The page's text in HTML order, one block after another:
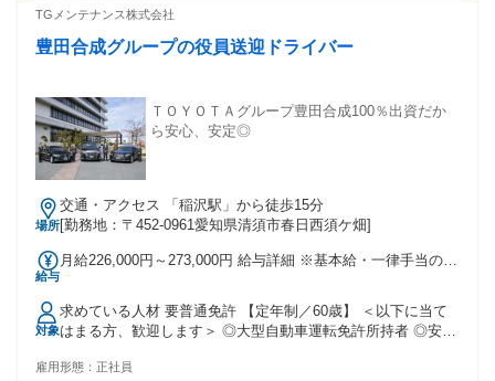
方は大歓迎・優遇します！／ ・大型免許をお持ちの方 ・ガス
許取得を目指す方には、 助成金制度あり！
TGメンテナンス株式会社
豊田合成グループの役員送迎ドライバー
ＴＯＹＯＴＡグループ豊田合成100％出資だか
ら安心、安定◎
場所
交通・アクセス 「稲沢駅」から徒歩15分
[勤務地：〒452-0961愛知県清須市春日西須ケ畑]
給与
月給226,000円～273,000円 給与詳細 ※基本給・一律手当の総
【一律手当】 全員に一律で支払われる通勤・皆勤・家族手当
金額：なし 全員に一律で支払われるその他手当金額：あり 1
ヶ月あたり1万3000円 ※経験者については社内規定内で 前職
での収入を考慮致します。 ※一律手当の1万3000円は、乗務
対象
求めている人材 要普通免許 【定年制／60歳】 ＜以下に当て
はまる方、歓迎します＞ ◎大型自動車運転免許所持者 ◎安全
きる方 ◎守秘義務を遵守できる方 ◎丁寧な対応や身だしなみ
雇用形態： 正社員